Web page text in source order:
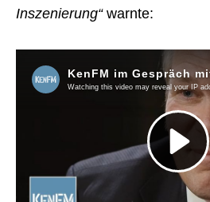
Inszenierung“warnte: